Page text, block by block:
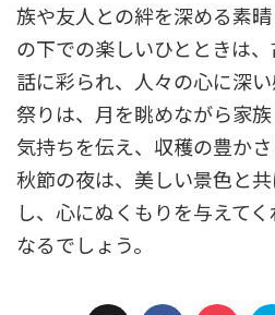
族や友人との絆を深める素
の下での楽しいひとときは
話に彩られ、人々の心に深
祭りは、月を眺めながら家
気持ちを伝え、収穫の豊か
秋節の夜は、美しい景色と
し、心にぬくもりを与えて
なるでしょう。